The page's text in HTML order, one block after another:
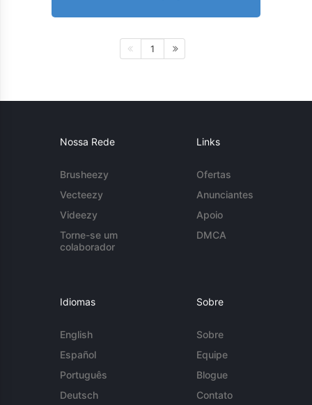
1
Nossa Rede
Brusheezy
Vecteezy
Videezy
Torne-se um
colaborador
Links
Ofertas
Anunciantes
Apoio
DMCA
Idiomas
English
Español
Português
Deutsch
Sobre
Sobre
Equipe
Blogue
Contato